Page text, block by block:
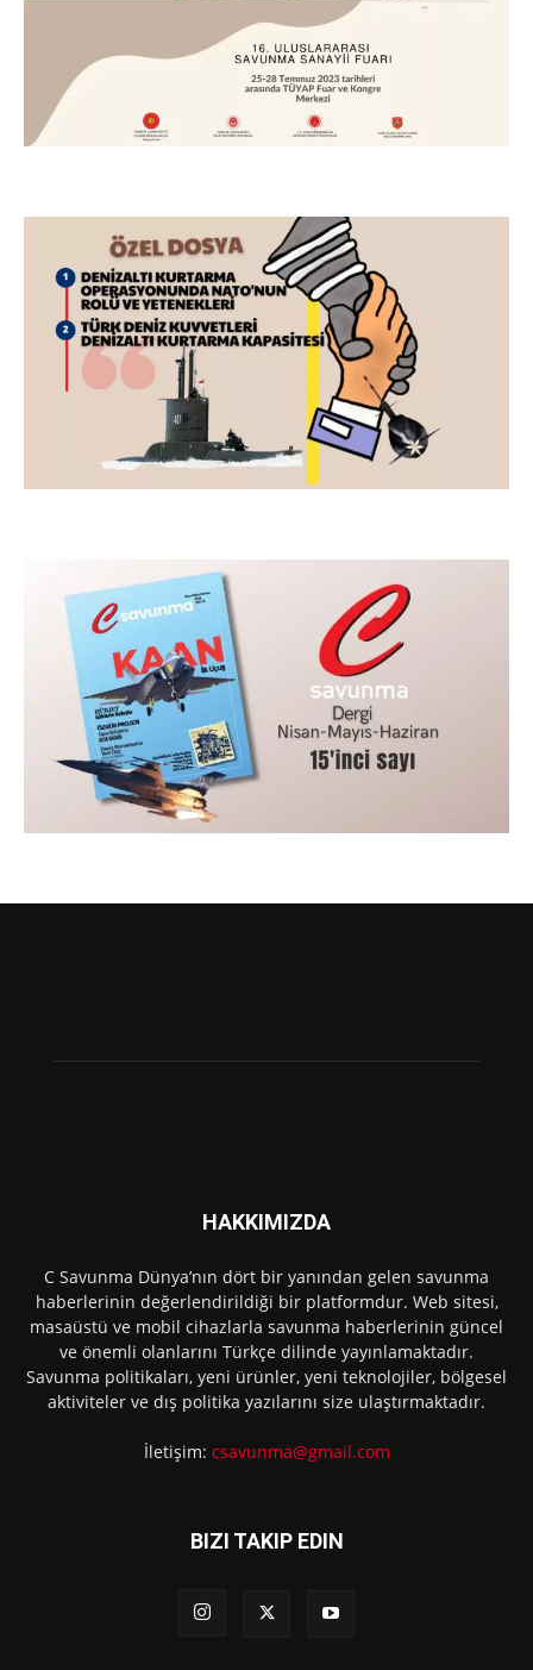
HAKKIMIZDA
C Savunma Dünya’nın dört bir yanından gelen savunma
haberlerinin değerlendirildiği bir platformdur. Web sitesi,
masaüstü ve mobil cihazlarla savunma haberlerinin güncel
ve önemli olanlarını Türkçe dilinde yayınlamaktadır.
Savunma politikaları, yeni ürünler, yeni teknolojiler, bölgesel
aktiviteler ve dış politika yazılarını size ulaştırmaktadır.
İletişim: csavunma@gmail.com
BIZI TAKIP EDIN